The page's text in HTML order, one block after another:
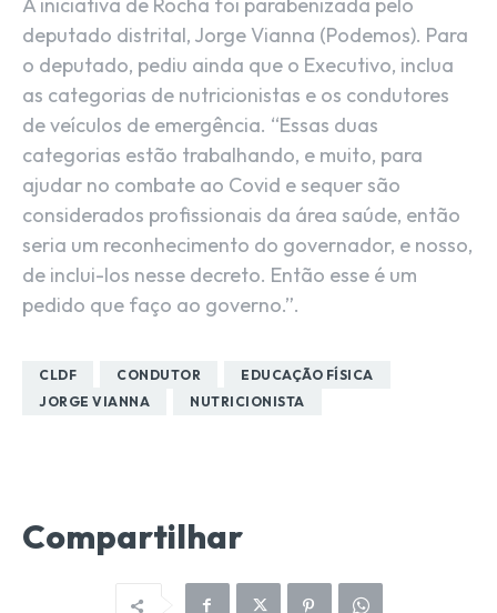
A iniciativa de Rocha foi parabenizada pelo
deputado distrital, Jorge Vianna (Podemos). Para
o deputado, pediu ainda que o Executivo, inclua
as categorias de nutricionistas e os condutores
de veículos de emergência. “Essas duas
categorias estão trabalhando, e muito, para
ajudar no combate ao Covid e sequer são
considerados profissionais da área saúde, então
seria um reconhecimento do governador, e nosso,
de inclui-los nesse decreto. Então esse é um
pedido que faço ao governo.”.
CLDF CONDUTOR
EDUCAÇÃO FÍSICA
JORGE VIANNA
NUTRICIONISTA
Compartilhar